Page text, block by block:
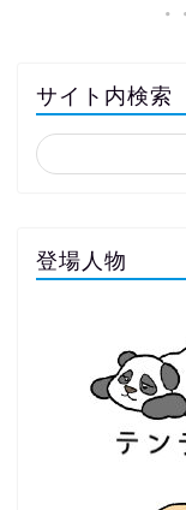
サイト内検索
登場人物